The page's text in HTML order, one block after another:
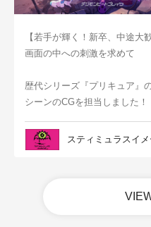
【若手が輝く！新卒、中途大歓
画面の中への刺激を求めて
歴代シリーズ『プリキュア』
シーンのCGを担当しました！
スティミュラスイ